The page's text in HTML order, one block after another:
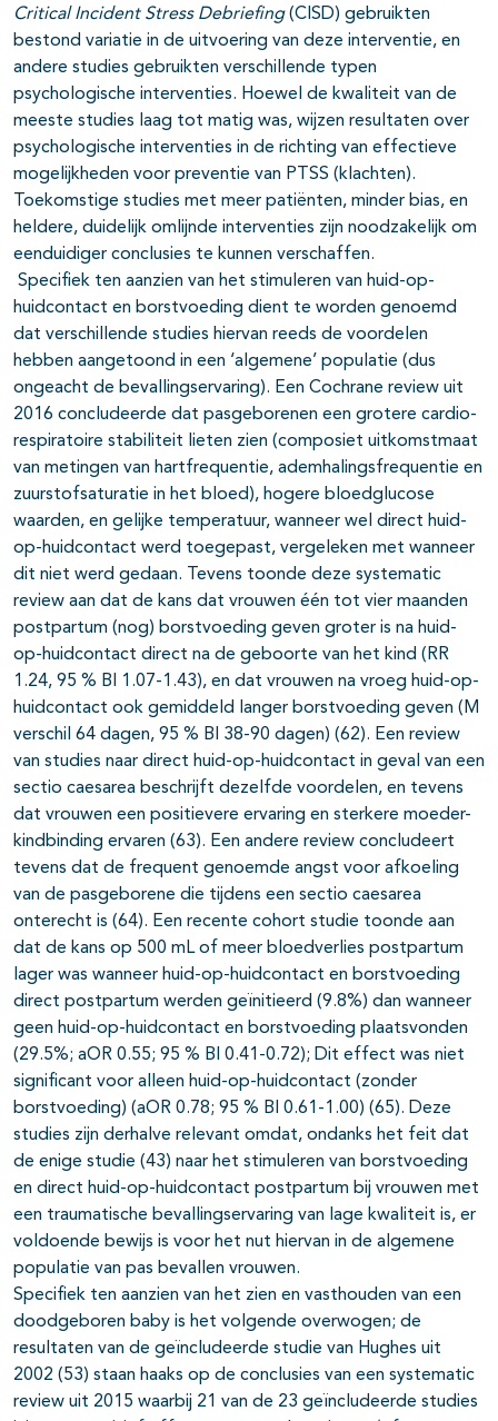
Critical Incident Stress Debriefing(CISD) gebruikten
bestond variatie in de uitvoering van deze interventie, en
andere studies gebruikten verschillende typen
psychologische interventies. Hoewel de kwaliteit van de
meeste studies laag tot matig was, wijzen resultaten over
psychologische interventies in de richting van effectieve
mogelijkheden voor preventie van PTSS (klachten).
Toekomstige studies met meer patiënten, minder bias, en
heldere, duidelijk omlijnde interventies zijn noodzakelijk om
eenduidiger conclusies te kunnen verschaffen.
Specifiek ten aanzien van het stimuleren van huid-op-
huidcontact en borstvoeding dient te worden genoemd
dat verschillende studies hiervan reeds de voordelen
hebben aangetoond in een ‘algemene’ populatie (dus
ongeacht de bevallingservaring). Een Cochrane review uit
2016 concludeerde dat pasgeborenen een grotere cardio-
respiratoire stabiliteit lieten zien (composiet uitkomstmaat
van metingen van hartfrequentie, ademhalingsfrequentie en
zuurstofsaturatie in het bloed), hogere bloedglucose
waarden, en gelijke temperatuur, wanneer wel direct huid-
op-huidcontact werd toegepast, vergeleken met wanneer
dit niet werd gedaan. Tevens toonde deze systematic
review aan dat de kans dat vrouwen één tot vier maanden
postpartum (nog) borstvoeding geven groter is na huid-
op-huidcontact direct na de geboorte van het kind (RR
1.24, 95 % BI 1.07-1.43), en dat vrouwen na vroeg huid-op-
huidcontact ook gemiddeld langer borstvoeding geven (M
verschil 64 dagen, 95 % BI 38-90 dagen) (62). Een review
van studies naar direct huid-op-huidcontact in geval van een
sectio caesarea beschrijft dezelfde voordelen, en tevens
dat vrouwen een positievere ervaring en sterkere moeder-
kindbinding ervaren (63). Een andere review concludeert
tevens dat de frequent genoemde angst voor afkoeling
van de pasgeborene die tijdens een sectio caesarea
onterecht is (64). Een recente cohort studie toonde aan
dat de kans op 500 mL of meer bloedverlies postpartum
lager was wanneer huid-op-huidcontact en borstvoeding
direct postpartum werden geïnitieerd (9.8%) dan wanneer
geen huid-op-huidcontact en borstvoeding plaatsvonden
(29.5%; aOR 0.55; 95 % BI 0.41-0.72); Dit effect was niet
significant voor alleen huid-op-huidcontact (zonder
borstvoeding) (aOR 0.78; 95 % BI 0.61-1.00) (65). Deze
studies zijn derhalve relevant omdat, ondanks het feit dat
de enige studie (43) naar het stimuleren van borstvoeding
en direct huid-op-huidcontact postpartum bij vrouwen met
een traumatische bevallingservaring van lage kwaliteit is, er
voldoende bewijs is voor het nut hiervan in de algemene
populatie van pas bevallen vrouwen.
Specifiek ten aanzien van het zien en vasthouden van een
doodgeboren baby is het volgende overwogen; de
resultaten van de geïncludeerde studie van Hughes uit
2002 (53) staan haaks op de conclusies van een systematic
review uit 2015 waarbij 21 van de 23 geïncludeerde studies